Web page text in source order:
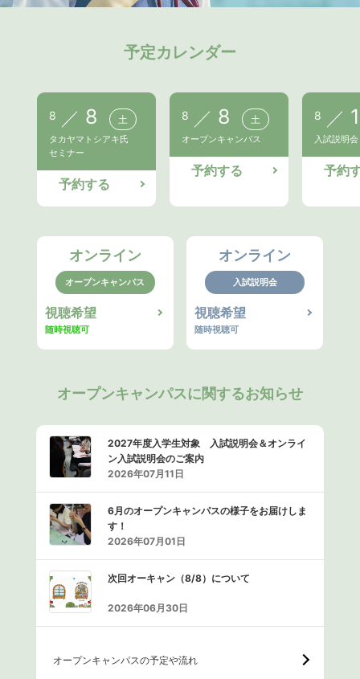
予定カレンダー
8 8 土
タカヤマトシアキ氏
セミナー
予約する
8 8 土
オープンキャンパス
予約する
8
入試説明会
予約
オンライン
オープンキャンパス
視聴希望
随時視聴可
オンライン
入試説明会
視聴希望
随時視聴可
オープンキャンパスに関するお知らせ
2027年度入学生対象 入試説明会＆オンライ
ン入試説明会のご案内
2026年07月11日
6月のオープンキャンパスの様子をお届けしま
す！
2026年07月01日
次回オーキャン（8/8）について
2026年06月30日
オープンキャンパスの予定や流れ